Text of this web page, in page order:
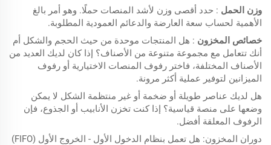
وزن الحمل : حدد أقصى وزن لأشد المنصات حملًا. وهو أمر بالغ
الأهمية لحساب سعة العارضة والدعائم العمودية المطلوبة.
خصائص المخزون : هل المنتجات موحدة من حيث الحجم والشكل أم
أنك تتعامل مع مجموعة متنوعة من الأصناف؟ إذا كان لديك العديد من
الأصناف المختلفة، فاختر رفوف المنصات الاختيارية أو رفوف
الميزانين لتوفير عملية أكثر مرونة.
هل لديك عناصر طويلة أو ضخمة أو غير منتظمة الشكل لا يمكن
وضعها على منصة قياسية؟ إذا كنت تخزن الأنابيب أو الجذوع، فإن
الرفوف المعلقة أفضل.
دوران المخزون: هل تعمل بنظام الدخول الأول - الخروج الأول (FIFO)